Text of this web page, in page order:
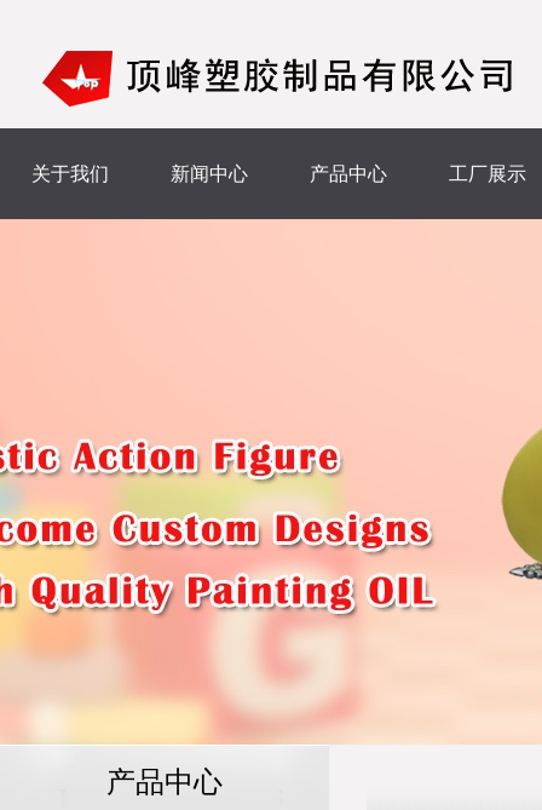
关于我们 新闻中心 产品中心 工厂展示
产品中心